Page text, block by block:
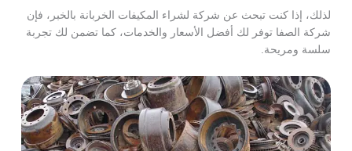
لذلك، إذا كنت تبحث عن شركة لشراء المكيفات الخربانة بالخبر، فإن
شركة الصفا توفر لك أفضل الأسعار والخدمات، كما تضمن لك تجربة
سلسة ومريحة.